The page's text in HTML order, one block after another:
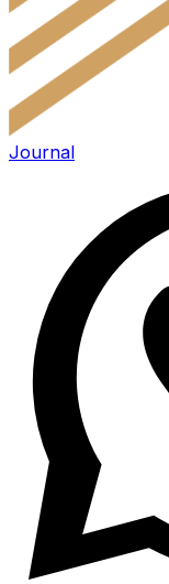
Journal